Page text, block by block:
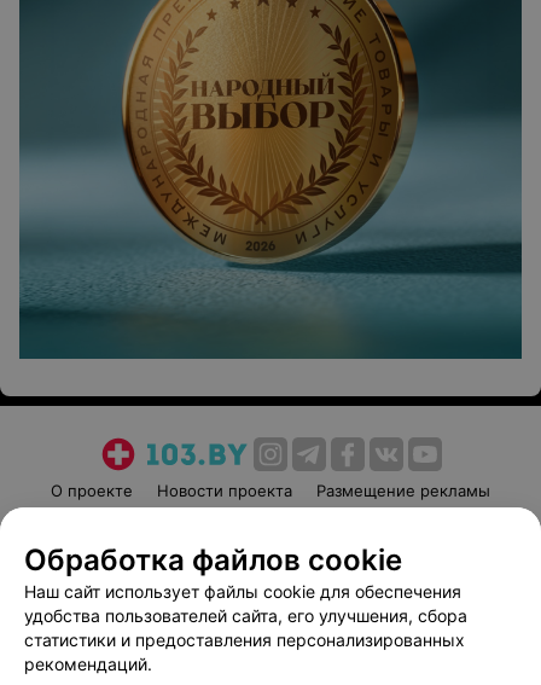
О проекте Новости проекта
Размещение рекламы
Пользовательское соглашение
Способы оплаты
Вакансии
Партнеры
Написать руководителю 103.by
Обработка файлов cookie
Наш сайт использует файлы cookie для обеспечения
удобства пользователей сайта, его улучшения, сбора
статистики и предоставления персонализированных
рекомендаций.